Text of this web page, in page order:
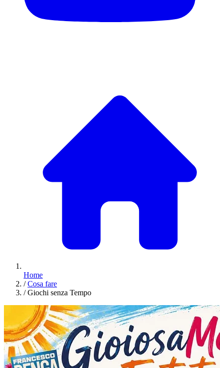
Home
/ Cosa fare
/ Giochi senza Tempo